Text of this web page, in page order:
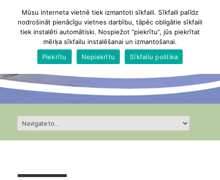
Mūsu interneta vietnē tiek izmantoti sīkfaili. Sīkfaili palīdz
nodrošināt pienācīgu vietnes darbību, tāpēc obligātie sīkfaili
tiek instalēti automātiski. Nospiežot “piekrītu”, jūs piekrītat
mērķa sīkfailu instalēšanai un izmantošanai.
Piekrītu
Nepiekrītu Sīkfailu politika